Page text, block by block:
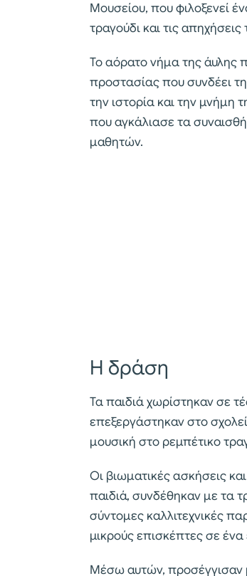
Μουσείου, που φιλοξενεί
τραγούδι και τις
Το αόρατο νήμα της άυλης
προστασίας που συνδέει τη
την ιστορία και την μνήμη
που αγκάλιασε τα
μαθητών.
Η δράση
Τα παιδιά χωρίστηκαν σε
επεξεργάστηκαν στο
μουσική στο ρεμπέτικο
Οι βιωματικές ασκήσεις
παιδιά, συνδέθηκαν με τα
σύντομες καλλιτεχνικές
μικρούς επισκέπτες σε
Μέσω αυτών, προσέγγισαν